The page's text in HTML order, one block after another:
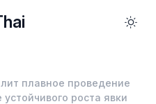
плавное проведение
роста явки